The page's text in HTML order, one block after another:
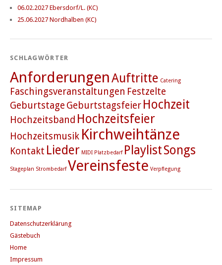
06.02.2027 Ebersdorf/L. (KC)
25.06.2027 Nordhalben (KC)
SCHLAGWÖRTER
AnforderungenAuftritte Catering
Faschingsveranstaltungen Festzelte
Geburtstage Geburtstagsfeier Hochzeit
Hochzeitsband Hochzeitsfeier
Hochzeitsmusik Kirchweihtänze
Kontakt Lieder MIDI Platzbedarf PlaylistSongs
Stageplan Strombedarf Vereinsfeste Verpflegung
SITEMAP
Datenschutzerklärung
Gästebuch
Home
Impressum